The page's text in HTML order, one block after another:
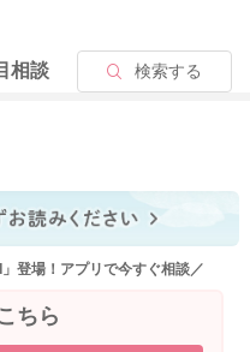
相談 検索する
登場！アプリで今すぐ相談／
ちら